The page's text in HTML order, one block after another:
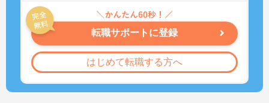
転職サポートに登録
はじめて転職する方へ